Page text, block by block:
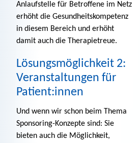
Anlaufstelle für Betroffene im Netz
erhöht die Gesundheitskompetenz
in diesem Bereich und erhöht
damit auch die Therapietreue.
Lösungsmöglichkeit 2:
Veranstaltungen für
Patient:innen
Und wenn wir schon beim Thema
Sponsoring-Konzepte sind: Sie
bieten auch die Möglichkeit,